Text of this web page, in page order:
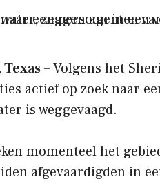
Texas– Volgens het
actief op zoek naar
is weggevaagd.
momenteel het
afgevaardigden in